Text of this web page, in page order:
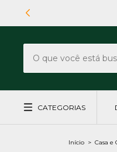
CATEGORIAS
Início > Casa e